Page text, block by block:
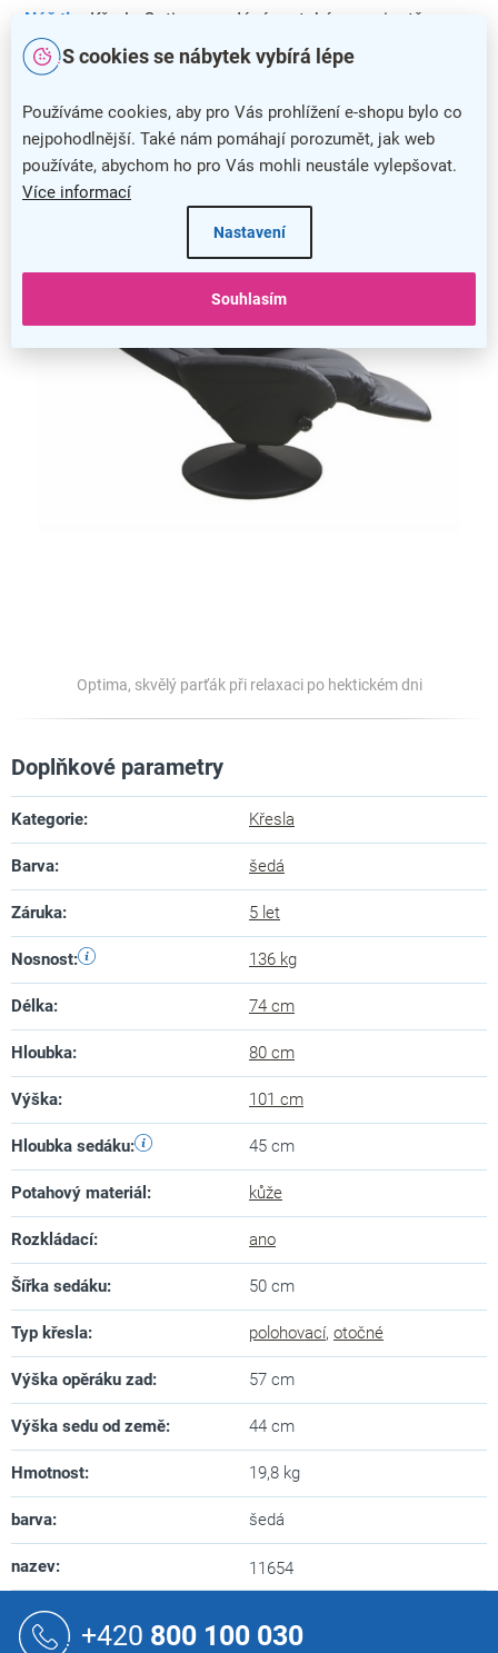
S cookies se nábytek vybírá lépe
Používáme cookies, aby pro Vás prohlížení e-shopu bylo co
nejpohodlnější. Také nám pomáhají porozumět, jak web
používáte, abychom ho pro Vás mohli neustále vylepšovat.
Více informací
Nastavení
Souhlasím
Náš tip: Křeslo Optima prodáváme také ve variantě
látkovým potahem
Optima, skvělý parťák při relaxaci po hektickém dni
Doplňkové parametry
Kategorie: Křesla
Barva: šedá
Záruka: 5 let
Nosnost: 136 kg
Délka: 74 cm
Hloubka: 80 cm
Výška: 101 cm
Hloubka sedáku: 45 cm
Potahový materiál : kůže
Rozkládací: ano
Šířka sedáku: 50 cm
Typ křesla: polohovací, otočné
Výška opěráku zad: 57 cm
Výška sedu od země: 44 cm
Hmotnost: 19,8 kg
barva: šedá
nazev: 11654
+420 800 100 030